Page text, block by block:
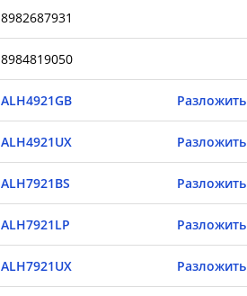
8982687931
8984819050
ALH4921GB Разложить
ALH4921UX Разложить
ALH7921BS Разложить
ALH7921LP Разложить
ALH7921UX Разложить